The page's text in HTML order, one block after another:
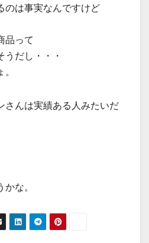
のは事実なんですけど
品って
うだし・・・
さんは実績ある人みたいだ
な。